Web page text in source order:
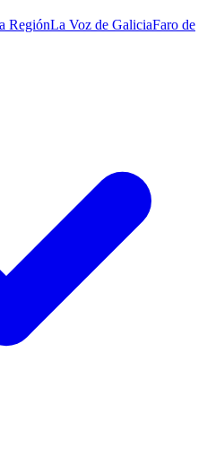
RegiónLa Voz de GaliciaFaro de